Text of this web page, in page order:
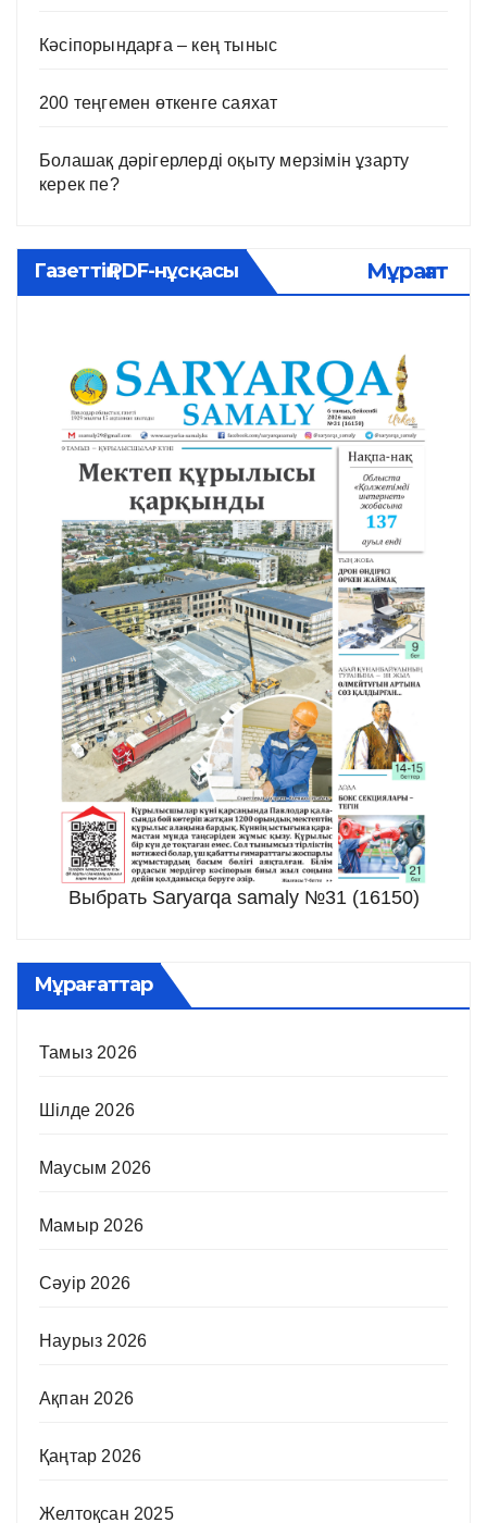
Кәсіпорындарға – кең тыныс
200 теңгемен өткенге саяхат
Болашақ дәрігерлерді оқыту мерзімін ұзарту
керек пе?
Газеттің PDF-нұсқасы Мұрағат
Выбрать Saryarqa samaly №31 (16150)
Мұрағаттар
Тамыз 2026
Шілде 2026
Маусым 2026
Мамыр 2026
Сәуір 2026
Наурыз 2026
Ақпан 2026
Қаңтар 2026
Желтоқсан 2025